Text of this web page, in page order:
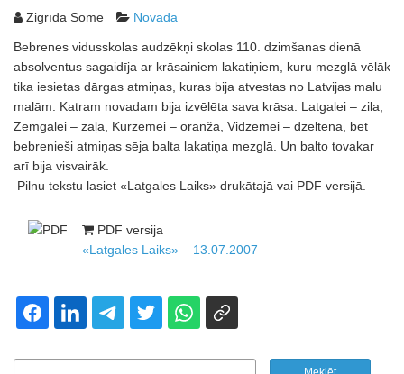
Zigrīda Some Novadā
Bebrenes vidusskolas audzēkņi skolas 110. dzimšanas dienā
absolventus sagaidīja ar krāsainiem lakatiņiem, kuru mezglā vēlāk
tika iesietas dārgas atmiņas, kuras bija atvestas no Latvijas malu
malām. Katram novadam bija izvēlēta sava krāsa: Latgalei – zila,
Zemgalei – zaļa, Kurzemei – oranža, Vidzemei – dzeltena, bet
bebrenieši atmiņas sēja balta lakatiņa mezglā. Un balto tovakar
arī bija visvairāk.
Pilnu tekstu lasiet «Latgales Laiks» drukātajā vai PDF versijā.
PDF versija
«Latgales Laiks» – 13.07.2007